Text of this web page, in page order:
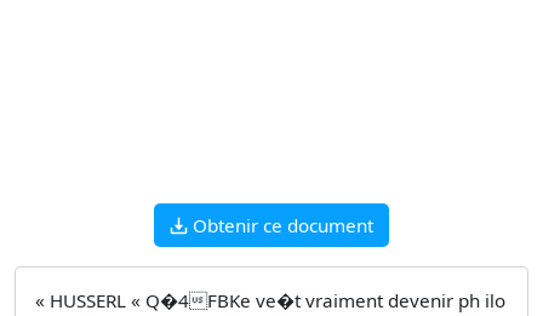
Obtenir ce document
« HUSSERL « Q�4FBKe ve�t vraiment devenir ph ilo